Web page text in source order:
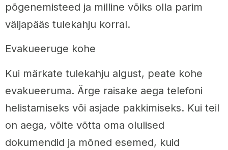
põgenemisteed ja milline võiks olla parim
väljapääs tulekahju korral.
Evakueeruge kohe
Kui märkate tulekahju algust, peate kohe
evakueeruma. Ärge raisake aega telefoni
helistamiseks või asjade pakkimiseks. Kui teil
on aega, võite võtta oma olulised
dokumendid ja mõned esemed, kuid